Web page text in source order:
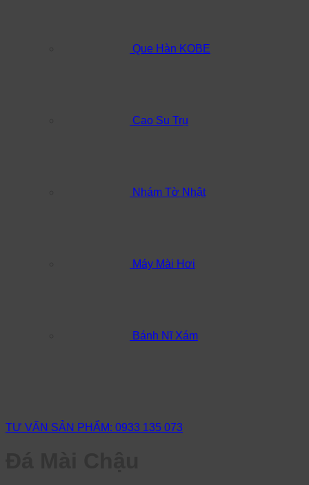
Que Hàn KOBE
Cao Su Trụ
Nhám Tờ Nhật
Máy Mài Hơi
Bánh Nĩ Xám
TƯ VẤN SẢN PHẨM: 0933 135 073